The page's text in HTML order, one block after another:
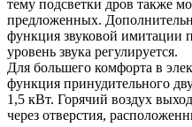
тему подсветки дров также
предложенных.
функция звуковой имитации
уровень звука регулируется.
Для большего комфорта в
функция принудительного
1,5 кВт. Горячий воздух
через отверстия,